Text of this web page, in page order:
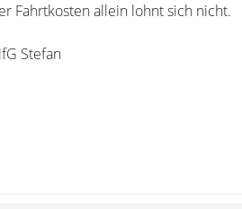
Fahrtkosten allein lohnt sich nicht.
Stefan